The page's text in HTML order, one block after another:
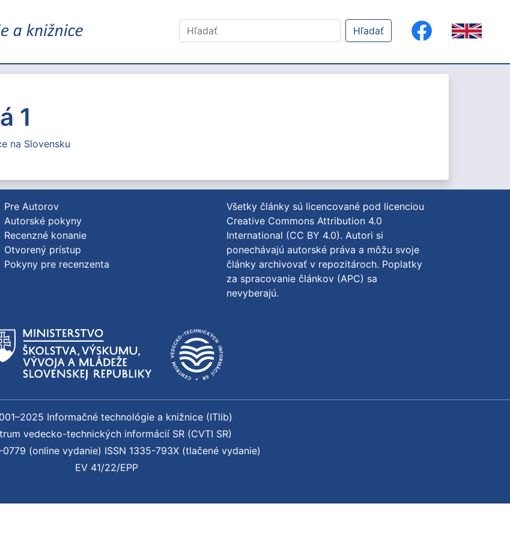
Hľadať
1
na Slovensku
Pre Autorov
Autorské pokyny
Recenzné konanie
Otvorený prístup
Pokyny pre recenzenta
Všetky články sú licencované pod licenciou
Creative Commons Attribution 4.0
International (CC BY 4.0). Autori si
ponechávajú autorské práva a môžu svoje
články archivovať v repozitároch. Poplatky
za spracovanie článkov (APC) sa
nevyberajú.
Informačné technológie a knižnice (ITlib)
vedecko-technických informácií SR (CVTI SR)
0779 (online vydanie) ISSN 1335-793X (tlačené vydanie)
EV 41/22/EPP